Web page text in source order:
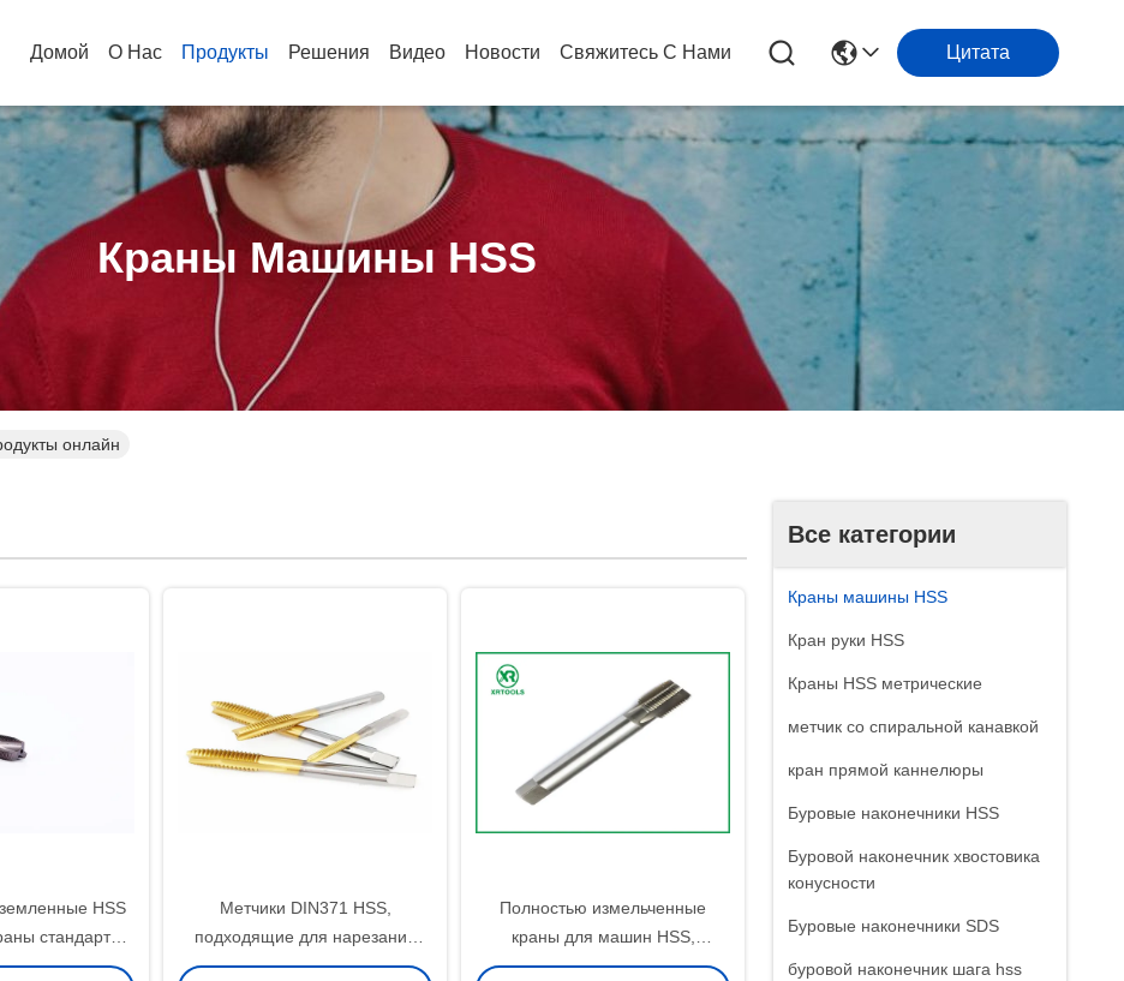
Домой О Нас Продукты Решения Видео Новости Свяжитесь С Нами Цитата
Краны Машины HSS
онлайн
Все категории
Краны машины HSS
Кран руки HSS
Краны HSS метрические
метчик со спиральной канавкой
кран прямой каннелюры
Буровые наконечники HSS
Буровой наконечник хвостовика
конусности
Буровые наконечники SDS
буровой наконечник шага hss
HSS
стандарта
от 0,5 до 1,25
Метчики DIN371 HSS,
подходящие для нарезания
резьбы в стали, алюминии и
Полностью измельченные
краны для машин HSS,
обеспечивающие точность H1